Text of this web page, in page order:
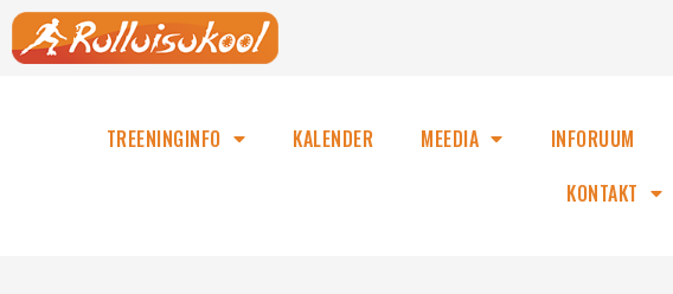
TREENINGINFO KALENDER MEEDIA INFORUUM
KONTAKT